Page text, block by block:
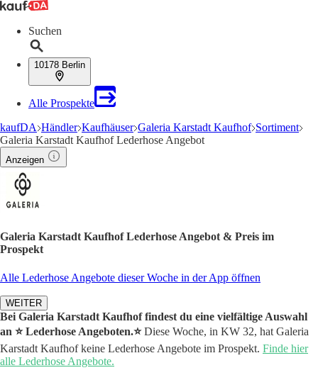
Suchen
10178 Berlin
Alle Prospekte
kaufDA Händler Kaufhäuser Galeria Karstadt Kaufhof Sortiment
Galeria Karstadt Kaufhof Lederhose Angebot
Anzeigen
Galeria Karstadt Kaufhof Lederhose Angebot & Preis im
Prospekt
Alle Lederhose Angebote dieser Woche in der App öffnen
WEITER
Bei Galeria Karstadt Kaufhof findest du eine vielfältige Auswahl
an ⭐️ Lederhose Angeboten.⭐️Diese Woche, in KW 32, hat Galeria
Karstadt Kaufhof keine Lederhose Angebote im Prospekt. Finde hier
alle Lederhose Angebote.